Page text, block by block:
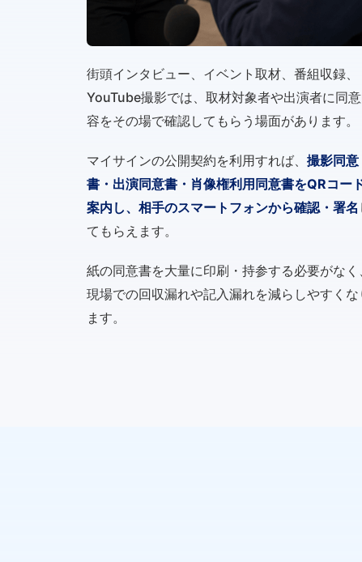
街頭インタビュー、イベント取材、番組収録、
YouTube撮影では、取材対象者や出演者に同
容をその場で確認してもらう場面があります。
マイサインの公開契約を利用すれば、 撮影同意
書・出演同意書・肖像権利用同意書をQRコー
案内し、相手のスマートフォンから確認・署名
てもらえます。
紙の同意書を大量に印刷・持参する必要がなく
現場での回収漏れや記入漏れを減らしやすくな
ます。